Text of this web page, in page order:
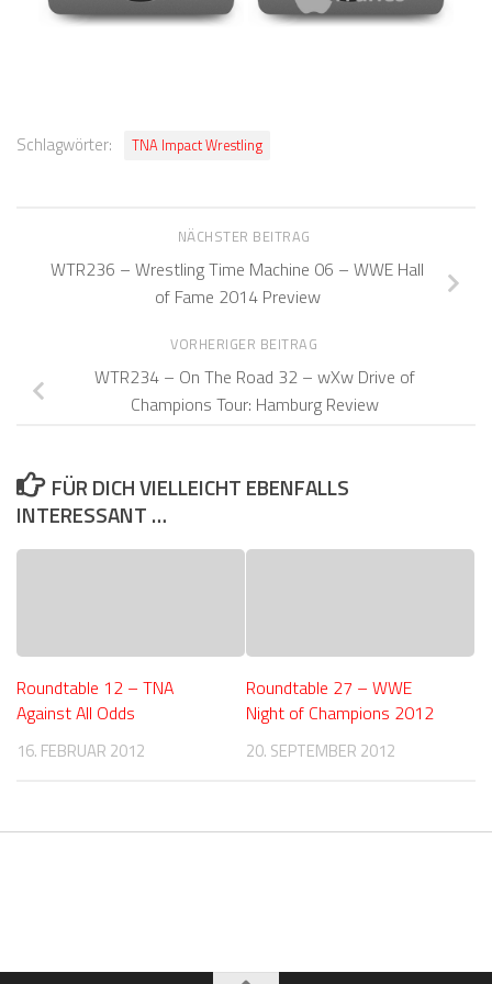
Schlagwörter: TNA Impact Wrestling
NÄCHSTER BEITRAG
WTR236 – Wrestling Time Machine 06 – WWE Hall
of Fame 2014 Preview
VORHERIGER BEITRAG
WTR234 – On The Road 32 – wXw Drive of
Champions Tour: Hamburg Review
FÜR DICH VIELLEICHT EBENFALLS
INTERESSANT …
Roundtable 12 – TNA
Against All Odds
16. FEBRUAR 2012
Roundtable 27 – WWE
Night of Champions 2012
20. SEPTEMBER 2012